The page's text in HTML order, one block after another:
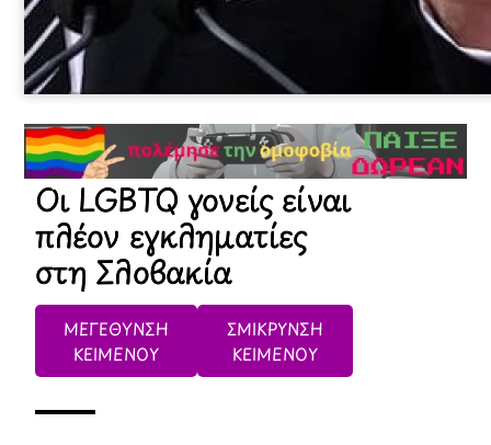
Οι LGBTQ γονείς είναι
πλέον εγκληματίες
στη Σλοβακία
ΜΕΓΕΘΥΝΣΗ
ΚΕΙΜΕΝΟΥ
ΣΜΙΚΡΥΝΣΗ
ΚΕΙΜΕΝΟΥ